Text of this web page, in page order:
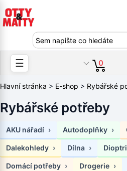
☰ 0
Hlavní stránka > E-shop > Rybářské
Rybářské potřeby
AKU nářadí Autodoplňky
Dalekohledy Dílna
Domácí potřeby Drogerie